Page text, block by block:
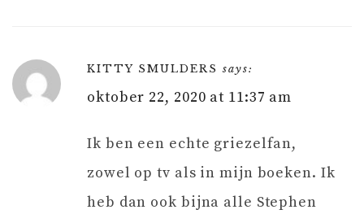
KITTY SMULDERS says:
oktober 22, 2020 at 11:37 am
Ik ben een echte griezelfan,
zowel op tv als in mijn boeken. Ik
heb dan ook bijna alle Stephen